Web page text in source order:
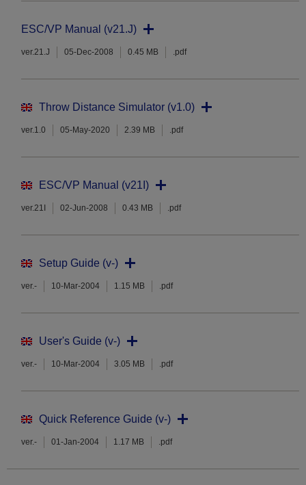
ESC/VP Manual (v21.J)
ver.21.J 05-Dec-2008 0.45 MB .pdf
Throw Distance Simulator (v1.0)
ver.1.0 05-May-2020 2.39 MB .pdf
ESC/VP Manual (v21I)
ver.21I 02-Jun-2008 0.43 MB .pdf
Setup Guide (v-)
ver.- 10-Mar-2004 1.15 MB .pdf
User's Guide (v-)
ver.- 10-Mar-2004 3.05 MB .pdf
Quick Reference Guide (v-)
ver.- 01-Jan-2004 1.17 MB .pdf